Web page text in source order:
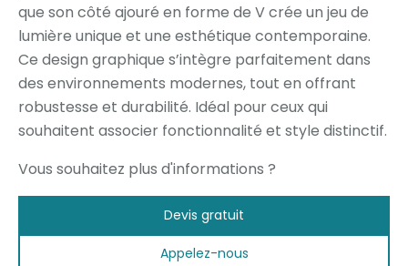
que son côté ajouré en forme de V crée un jeu de
lumière unique et une esthétique contemporaine.
Ce design graphique s’intègre parfaitement dans
des environnements modernes, tout en offrant
robustesse et durabilité. Idéal pour ceux qui
souhaitent associer fonctionnalité et style distinctif.
Vous souhaitez plus d'informations ?
Devis gratuit
Appelez-nous